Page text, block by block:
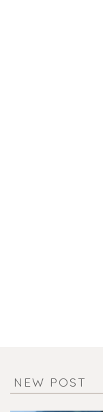
NEW POST